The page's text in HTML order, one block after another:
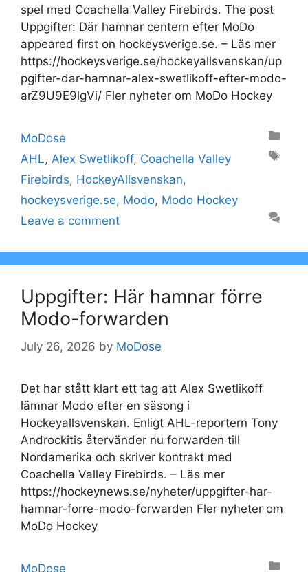
spel med Coachella Valley Firebirds. The post
Uppgifter: Där hamnar centern efter MoDo
appeared first on hockeysverige.se. – Läs mer
https://hockeysverige.se/hockeyallsvenskan/up
pgifter-dar-hamnar-alex-swetlikoff-efter-modo-
arZ9U9E9lgVi/ Fler nyheter om MoDo Hockey
Categories
MoDose
Tags
AHL, Alex Swetlikoff, Coachella Valley
Firebirds, HockeyAllsvenskan,
hockeysverige.se, Modo, Modo Hockey
Leave a comment
Uppgifter: Här hamnar förre
Modo-forwarden
July 26, 2026 by MoDose
Det har stått klart ett tag att Alex Swetlikoff
lämnar Modo efter en säsong i
Hockeyallsvenskan. Enligt AHL-reportern Tony
Androckitis återvänder nu forwarden till
Nordamerika och skriver kontrakt med
Coachella Valley Firebirds. – Läs mer
https://hockeynews.se/nyheter/uppgifter-har-
hamnar-forre-modo-forwarden Fler nyheter om
MoDo Hockey
Categories
MoDose